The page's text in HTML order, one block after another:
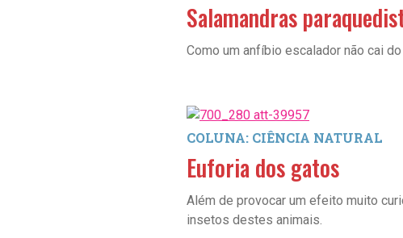
Salamandras
Como um anfíbio escalador não cai
COLUNA: CIÊNCIA NATURAL
Euforia dos gatos
Além de provocar um efeito muito
insetos destes animais.